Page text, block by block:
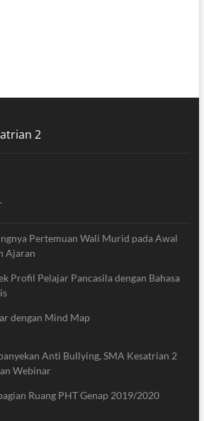
2
Pertemuan Wali Murid pada Awal
Ajaran
Profil Pelajar Pancasila dengan Bahasa
dengan Mind Map
Anti Bullying, SMA Kesatrian 2
Webinar
Ruang PHT Genap 2019/2020